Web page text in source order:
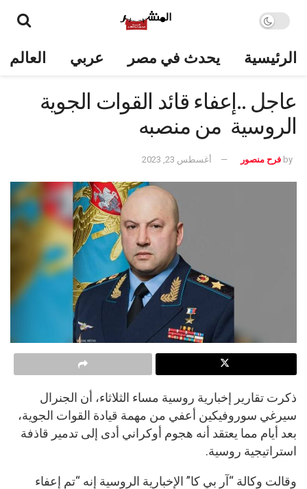
الرئيسية يحدث في مصر عربي العالم
عاجل ..إعفاء قائد القوات الجوية
الروسية من منصبه
by فرح منصور أغسطس 23, 2023
ذكرت تقارير إخبارية روسية مساء الثلاثاء، أن الجنرال
سيرغي سوروفيكين أعفي من مهمة قيادة القوات الجوية،
بعد أيام مما يعتقد أنه هجوم أوكراني أدى إلى تدمير قاذفة
استراتيجية روسية.
وقالت وكالة “آر بي كا” الإخبارية الروسية إنه “تم إعفاء